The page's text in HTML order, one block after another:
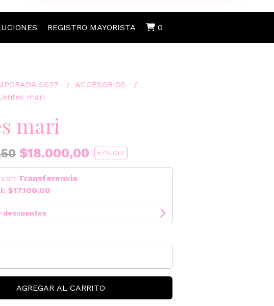
REGISTRO MAYORISTA 0
SS27
ACCESORIOS
mari
mari
$18.000,00 57% OFF
con Transferencia
$17.100,00
descuentos
AGREGAR AL CARRITO